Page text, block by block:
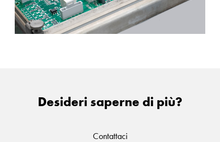
Desideri saperne di più?
Contattaci